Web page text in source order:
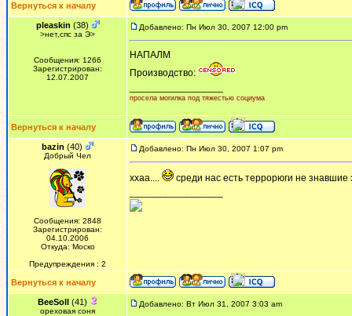
Вернуться к началу
pleaskin (38)
>нет,спс за Э>
Сообщения: 1266
Зарегистрирован:
12.07.2007
Добавлено: Пн Июл 30, 2007 12:00 pm
НАПАЛМ
Производство:
просела могилка под тяжестью социума
Вернуться к началу
bazin (40)
Добрый Чел
Сообщения: 2848
Зарегистрирован:
04.10.2006
Откуда: Моско
Предупреждения : 2
Добавлено: Пн Июл 30, 2007 1:07 pm
ххаа....
среди нас есть террорюги не знавшие
Вернуться к началу
BeeSoll(41)
ореховая соня
Добавлено: Вт Июл 31, 2007 3:03 am